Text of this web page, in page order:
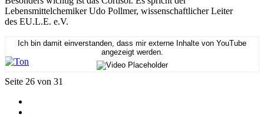
Lebensmittelchemiker Udo Pollmer, wissenschaftlicher Leiter
des EU.L.E. e.V.
Ich bin damit einverstanden, dass mir externe Inhalte von YouTube
angezeigt werden.
Seite 26 von 31